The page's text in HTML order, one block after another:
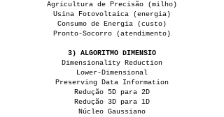
Agricultura de Precisão (milho)
Usina Fotovoltaica (energia)
Consumo de Energia (custo)
Pronto-Socorro (atendimento)
3) ALGORITMO DIMENSIO
Dimensionality Reduction
Lower-Dimensional
Preserving Data Information
Redução 5D para 2D
Redução 3D para 1D
Núcleo Gaussiano